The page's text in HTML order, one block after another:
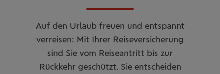
Auf den Urlaub freuen und entspannt
verreisen: Mit Ihrer Reiseversicherung
sind Sie vom Reiseantritt bis zur
Rückkehr geschützt. Sie entscheiden